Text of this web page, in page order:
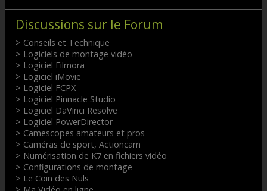
Discussions sur le Forum
> Conseils et Technique
> Logiciels de montage vidéo
> Logiciel Filmora
> Logiciel iMovie
> Logiciel FCPX
> Logiciel Pinnacle Studio
> Logiciel DaVinci Resolve
> Logiciel PowerDirector
> Camescopes amateurs et pros
> Caméras de sport, Actioncam
> Numérisation de K7 en fichiers vidéo
> Configurations de montage
> Le Coin des Nuls